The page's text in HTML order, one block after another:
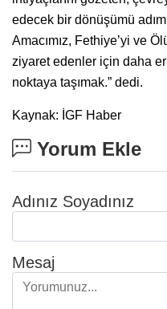
edecek bir dönüşümü
Amacımız, Fethiye’yi ve
ziyaret edenler için daha
noktaya taşımak.” dedi.
Kaynak: İGF Haber
Yorum Ekle
Adınız Soyadınız
Mesaj